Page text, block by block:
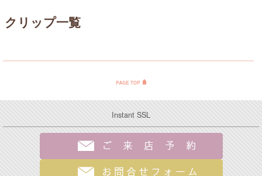
クリップ一覧
Instant SSL